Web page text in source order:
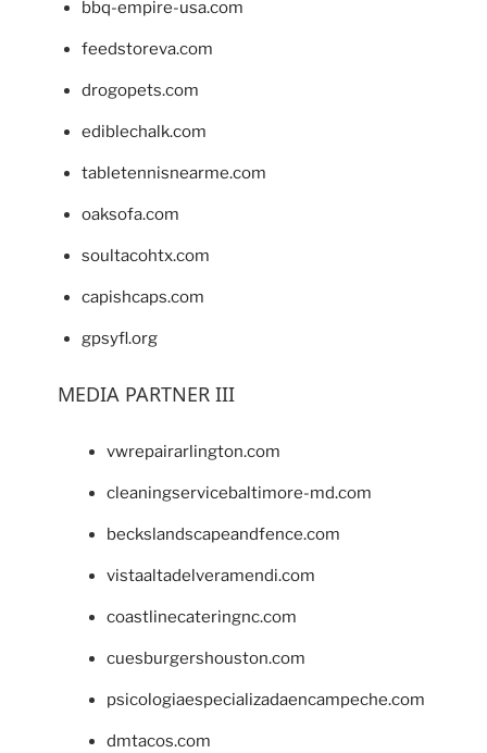
bbq-empire-usa.com
feedstoreva.com
drogopets.com
ediblechalk.com
tabletennisnearme.com
oaksofa.com
soultacohtx.com
capishcaps.com
gpsyfl.org
MEDIA PARTNER III
vwrepairarlington.com
cleaningservicebaltimore-md.com
beckslandscapeandfence.com
vistaaltadelveramendi.com
coastlinecateringnc.com
cuesburgershouston.com
psicologiaespecializadaencampeche.com
dmtacos.com